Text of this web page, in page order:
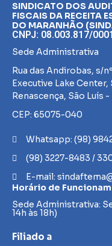
SINDICATO DOS
FISCAIS DA RECEITA
DO MARANHÃO
CNPJ: 08.003.817/
Sede Administrativa
Rua das Andirobas, s/
Executive Lake
Renascença, São Luís -
CEP: 65075-040
Whatsapp: (98)
(98) 3227-8483 /
E-mail:
Horário de
Sede Administrativa:
14h às 18h)
Filiado a